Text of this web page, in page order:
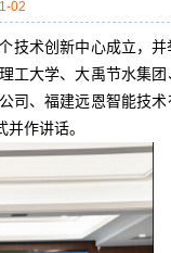
02
技术创新中心成立，
工大学、大禹节水集
司、福建远恩智能技
作讲话。